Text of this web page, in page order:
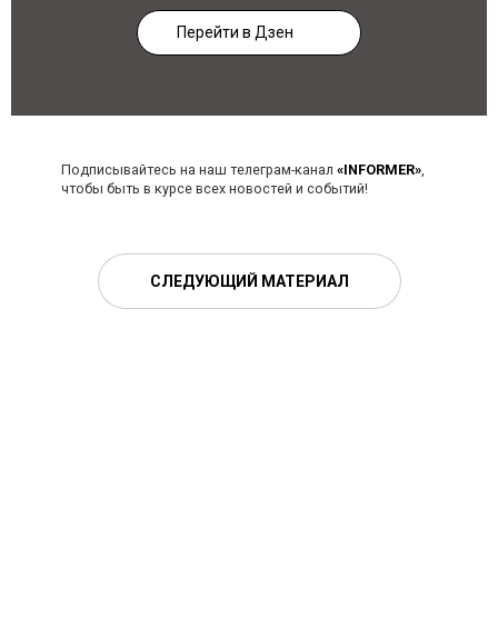
Перейти в Дзен
Подписывайтесь на наш телеграм-канал «INFORMER»,
чтобы быть в курсе всех новостей и событий!
СЛЕДУЮЩИЙ МАТЕРИАЛ